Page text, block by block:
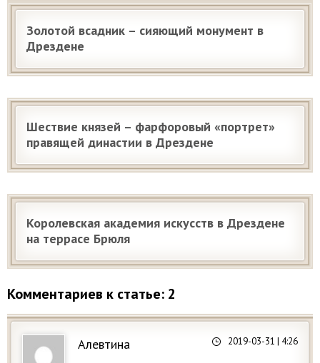
Золотой всадник – сияющий монумент в
Дрездене
Шествие князей – фарфоровый «портрет»
правящей династии в Дрездене
Королевская академия искусств в Дрездене
на террасе Брюля
Комментариев к статье: 2
Алевтина 2019-03-31 | 4:26